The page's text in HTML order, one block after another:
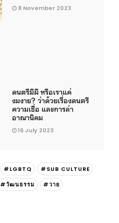
8 November 2023
ดนตรีมีผี หรือเราแค่
งมงาย? ว่าด้วยเรื่องดนตรี
ความเชื่อ และการล่า
อาณานิคม
16 July 2023
#LGBTQ
#SUB CULTURE
#วัฒนธรรม #วาย